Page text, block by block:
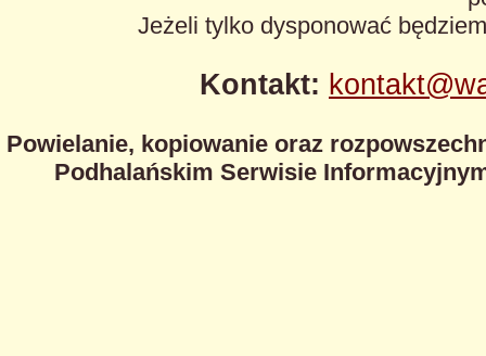
Jeżeli tylko dysponować
Kontakt:
Powielanie, kopiowanie oraz
Podhalańskim Serwisie